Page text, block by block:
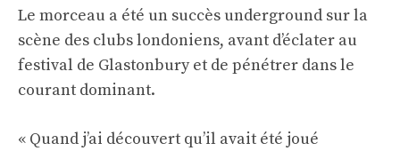
Le morceau a été un succès underground sur la
scène des clubs londoniens, avant d’éclater au
festival de Glastonbury et de pénétrer dans le
courant dominant.
« Quand j’ai découvert qu’il avait été joué